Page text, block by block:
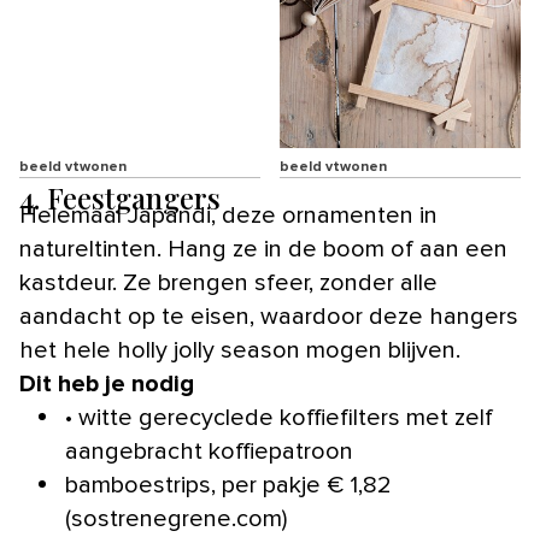
beeld vtwonen beeld vtwonen
4. Feestgangers
Helemaal Japandi, deze ornamenten in
natureltinten. Hang ze in de boom of aan een
kastdeur. Ze brengen sfeer, zonder alle
aandacht op te eisen, waardoor deze hangers
het hele holly jolly season mogen blijven.
Dit heb je nodig
• witte gerecyclede koffiefilters met zelf
aangebracht koffiepatroon
bamboestrips, per pakje € 1,82
(sostrenegrene.com)